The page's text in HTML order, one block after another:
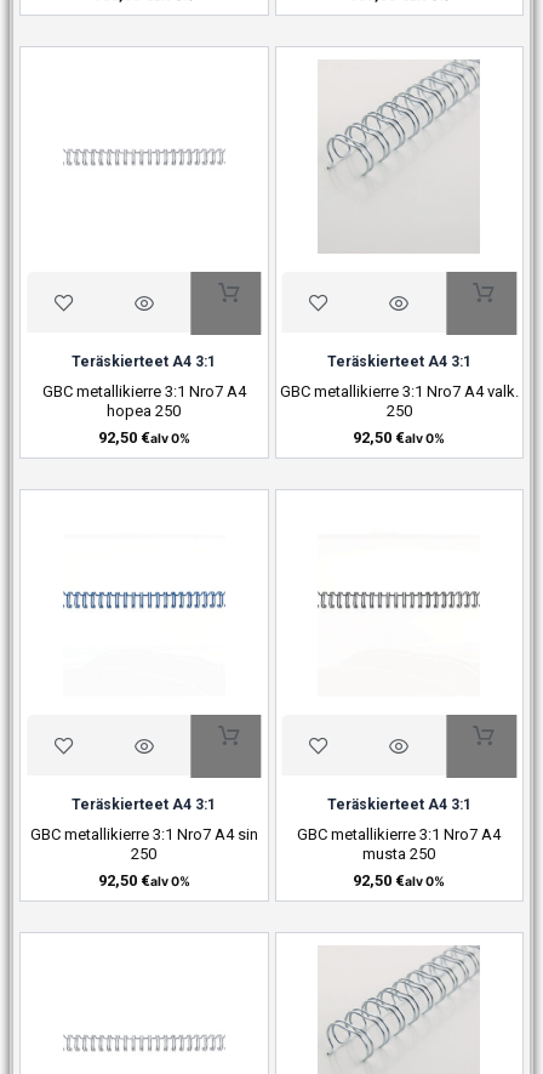
Teräskierteet A4 3:1
GBC metallikierre 3:1 Nro7 A4
hopea 250
92,50 €alv 0%
Teräskierteet A4 3:1
GBC metallikierre 3:1 Nro7 A4 valk.
250
92,50 €alv 0%
Teräskierteet A4 3:1
GBC metallikierre 3:1 Nro7 A4 sin
250
92,50 €alv 0%
Teräskierteet A4 3:1
GBC metallikierre 3:1 Nro7 A4
musta 250
92,50 €alv 0%